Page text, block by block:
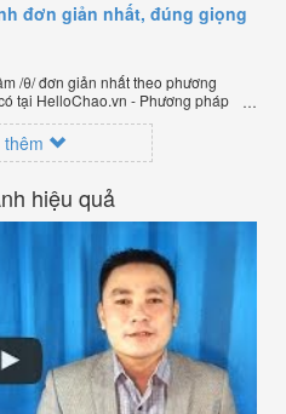
đơn giản nhất, đúng giọng
/θ/ đơn giản nhất theo phương
tại HelloChao.vn - Phương pháp
dàng và hiệu quả nhất lần đầu tiên
Việt Thắng, đồng sáng lập trang
Anh trực tuyến chặt chẽ nhất thế
hiệu quả